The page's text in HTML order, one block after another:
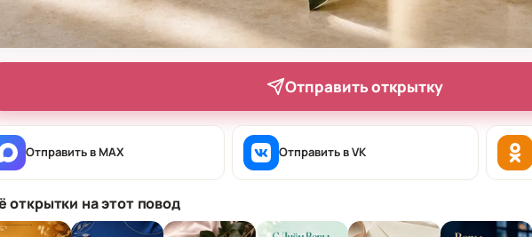
Отправить открытку
Отправить в MAX Отправить в VK
открытки на этот повод